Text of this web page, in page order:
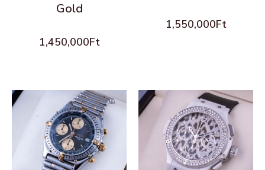
Gold
1,450,000Ft
1,550,000Ft